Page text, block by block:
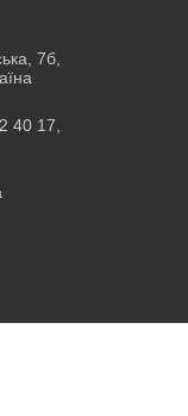
7б,
40 17,